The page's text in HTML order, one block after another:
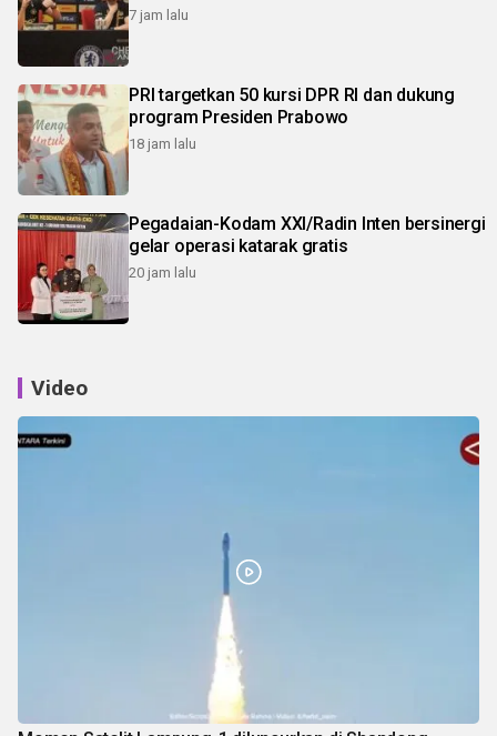
7 jam lalu
PRI targetkan 50 kursi DPR RI dan dukung
program Presiden Prabowo
18 jam lalu
Pegadaian-Kodam XXI/Radin Inten bersinergi
gelar operasi katarak gratis
20 jam lalu
Video